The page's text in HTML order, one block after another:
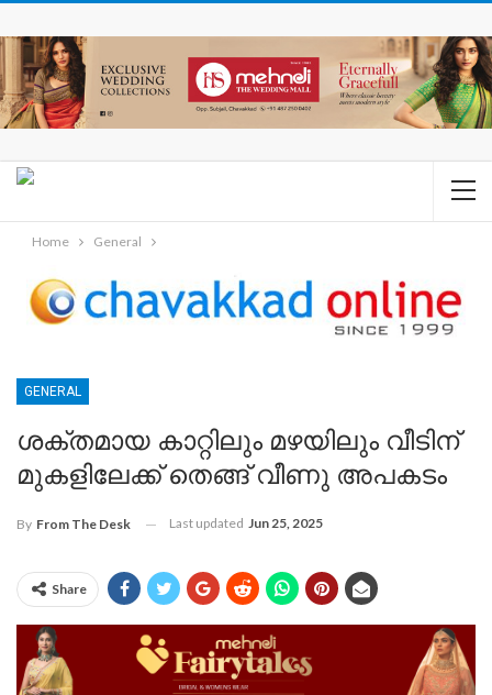
Home General
GENERAL
ശക്തമായ കാറ്റിലും മഴയിലും വീടിന്
മുകളിലേക്ക് തെങ്ങ് വീണു അപകടം
By From The Desk Last updated Jun 25, 2025
Share